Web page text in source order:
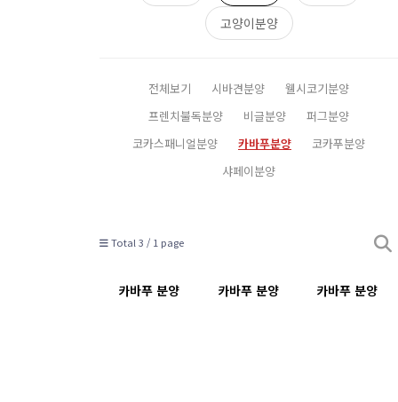
고양이분양
전체보기 시바견분양
웰시코기분양
프렌치불독분양
비글분양
퍼그분양
코카스패니얼분양
카바푸분양
코카푸분양
샤페이분양
Total 3 / 1 page
카바푸 분양 카바푸 분양 카바푸 분양